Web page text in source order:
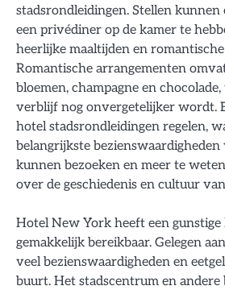
stadsrondleidingen. Stellen
een privédiner op de kamer te
heerlijke maaltijden en
Romantische arrangementen
bloemen, champagne en
verblijf nog onvergetelijker wordt.
hotel stadsrondleidingen regelen,
belangrijkste
kunnen bezoeken en meer te
over de geschiedenis en cultuur
Hotel New York heeft een gunstige
gemakkelijk bereikbaar. Gelegen
veel bezienswaardigheden en
buurt. Het stadscentrum en andere